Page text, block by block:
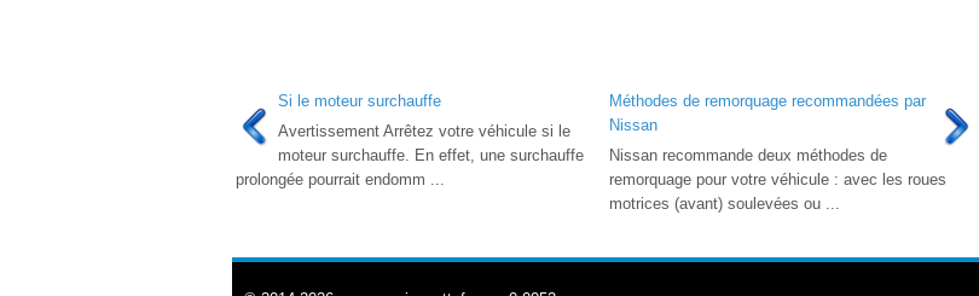
Si le moteur surchauffe
Avertissement Arrêtez votre véhicule si le
moteur surchauffe. En effet, une surchauffe
prolongée pourrait endomm ...
Méthodes de remorquage recommandées par
Nissan
Nissan recommande deux méthodes de
remorquage pour votre véhicule : avec les roues
motrices (avant) soulevées ou ...